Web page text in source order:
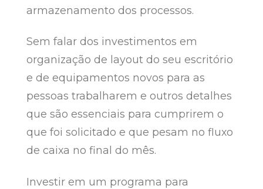
armazenamento dos processos.
Sem falar dos investimentos em
organização de layout do seu escritório
e de equipamentos novos para as
pessoas trabalharem e outros detalhes
que são essenciais para cumprirem o
que foi solicitado e que pesam no fluxo
de caixa no final do mês.
Investir em um programa para